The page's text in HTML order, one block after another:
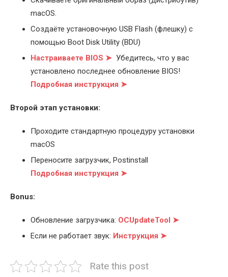
macOS.
Создаёте установочную USB Flash (флешку) с
помощью Boot Disk Utility (BDU)
Настраиваете BIOS ➤ Убедитесь, что у вас
установлено последнее обновление BIOS!
Подробная инструкция ➤
Второй этап установки:
Проходите стандартную процедуру установки
macOS
Переносите загрузчик, Postinstall
Подробная инструкция ➤
Bonus:
Обновление загрузчика: OCUpdateTool ➤
Если не работает звук: Инструкция ➤
Rate this post